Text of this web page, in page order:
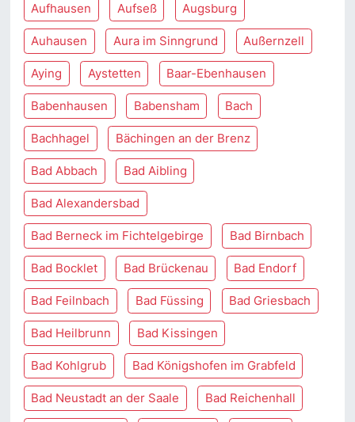
Aufhausen Aufseß Augsburg
Auhausen Aura im Sinngrund Außernzell
Aying Aystetten Baar-Ebenhausen
Babenhausen Babensham Bach
Bachhagel Bächingen an der Brenz
Bad Abbach Bad Aibling
Bad Alexandersbad
Bad Berneck im Fichtelgebirge Bad Birnbach
Bad Bocklet Bad Brückenau Bad Endorf
Bad Feilnbach Bad Füssing Bad Griesbach
Bad Heilbrunn Bad Kissingen
Bad Kohlgrub Bad Königshofen im Grabfeld
Bad Neustadt an der Saale Bad Reichenhall